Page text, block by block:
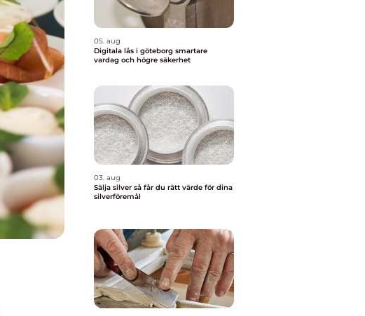
05. aug
Digitala lås i göteborg smartare
vardag och högre säkerhet
03. aug
Sälja silver så får du rätt värde för dina
silverföremål